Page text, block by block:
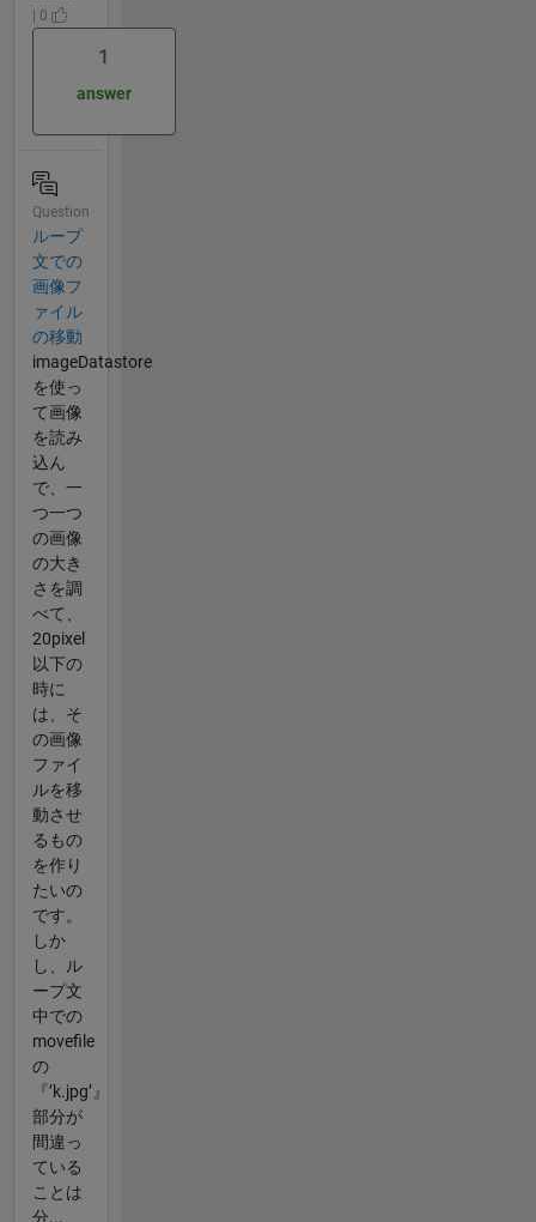
| 0
1
answer
Question
ループ
文での
画像フ
ァイル
の移動
imageDatastore
を使っ
て画像
を読み
込ん
で、一
つ一つ
の画像
の大き
さを調
べて、
20pixel
以下の
時に
は、そ
の画像
ファイ
ルを移
動させ
るもの
を作り
たいの
です。
しか
し、ル
ープ文
中での
movefile
の
『’k.jpg’』
部分が
間違っ
ている
ことは
分...